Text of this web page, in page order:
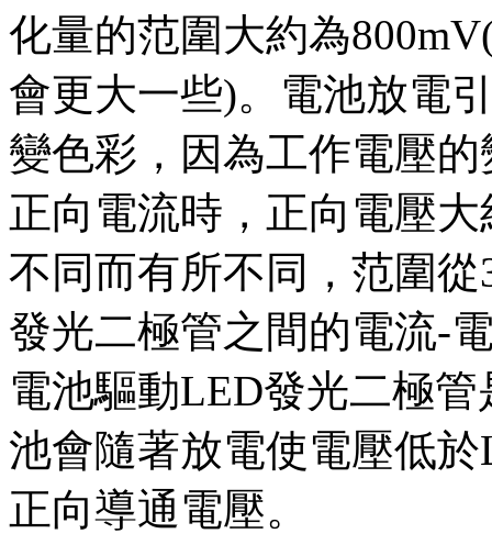
化量的范圍大約為
會更大一些)。電池放電
變色彩，因為工作電壓
正向電流時，正向電壓
不同而有所不同，范圍
發光二極管之間的電流-
電池驅動LED發光二極
池會隨著放電使電壓低
正向導通電壓。